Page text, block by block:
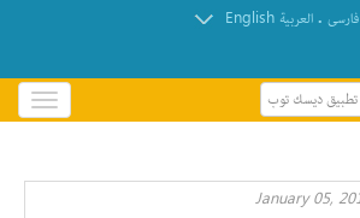
فارسی . العربیة English
تطبيق ديسك توب
باز
و
کردن